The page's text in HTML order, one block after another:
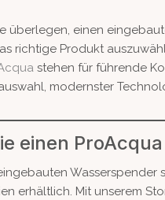
überlegen, einen
richtige Produkt
stehen für führende
modernster
einen
erhältlich. Mit unserem